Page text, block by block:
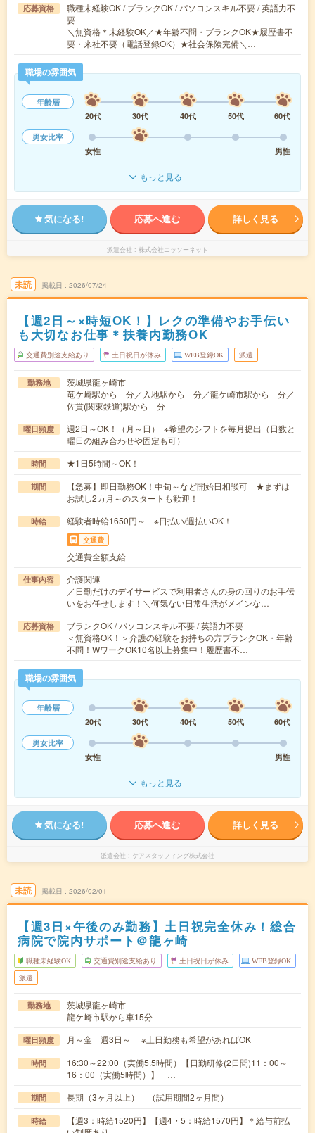
応募資格
職種未経験OK / ブランクOK / パソコンスキル不要 / 英語力不
要
＼無資格＊未経験OK／★年齢不問・ブランクOK★履歴書不
要・来社不要（電話登録OK）★社会保険完備＼…
職場の雰囲気
年齢層
20代
30代 40代 50代
60代
男女比率
女性
男性
もっと見る
気になる! 応募へ進む 詳しく見る
派遣会社 株式会社ニッソーネット
未読 掲載日 2026/07/24
【週2日～×時短OK！】レクの準備やお手伝い
も大切なお仕事＊扶養内勤務OK
交通費別途支給あり 土日祝日が休み WEB登録OK 派遣
勤務地
茨城県龍ヶ崎市
竜ケ崎駅から---分／入地駅から---分／龍ケ崎市駅から---分／
佐貫(関東鉄道)駅から---分
曜日頻度
週2日～OK！（月～日） ※希望のシフトを毎月提出（日数と
曜日の組み合わせや固定も可）
時間 ★1日5時間～OK！
期間
【急募】即日勤務OK！中旬～など開始日相談可 ★まずは
お試し2カ月～のスタートも歓迎！
時給 経験者時給1650円～ ※日払い/週払いOK！
交通費
交通費全額支給
仕事内容
介護関連
／日勤だけのデイサービスで利用者さんの身の回りのお手伝
いをお任せします！＼何気ない日常生活がメインな…
応募資格
ブランクOK / パソコンスキル不要 / 英語力不要
＜無資格OK！＞介護の経験をお持ちの方ブランクOK・年齢
不問！WワークOK10名以上募集中！履歴書不…
職場の雰囲気
年齢層
20代
30代 40代 50代
60代
男女比率
女性
男性
もっと見る
気になる! 応募へ進む 詳しく見る
派遣会社 ケアスタッフィング株式会社
未読 掲載日 2026/02/01
【週3日×午後のみ勤務】土日祝完全休み！総合
病院で院内サポート＠龍ヶ崎
職種未経験OK 交通費別途支給あり 土日祝日が休み WEB登録OK
派遣
勤務地
茨城県龍ヶ崎市
龍ケ崎市駅から車15分
曜日頻度 月～金 週3日～ ※土日勤務も希望があればOK
時間
16:30～22:00（実働5.5時間）【日勤研修(2日間)11：00～
16：00（実働5時間）】 …
期間 長期（3ヶ月以上） （試用期間2ヶ月間）
時給
【週3：時給1520円】【週4・5：時給1570円】＊給与前払